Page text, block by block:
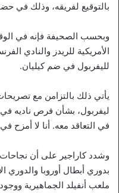
بالتوقيع لفريقه، وذلك في
وبحسب الصحيفة فإنه في
الأمريكية للريدز والنادي
لليفربول في ضم كيليان.
يأتي ذلك بالتزامن مع
ليفربول، بشأن فرص ناديه
في التعاقد معه. أنا لا أمزح في
وشدد كاراجير على أن نجاحات
بدوري أبطال أوروبا والدوري
ملعب أنفيلد الجماهيرية